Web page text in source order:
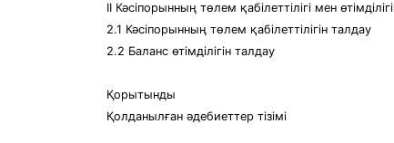
ІІ Кәсіпорынның төлем қабілеттілігі мен
2.1 Кәсіпорынның төлем қабілеттілігін талдау
2.2 Баланс өтімділігін талдау
Қорытынды
Қолданылған әдебиеттер тізімі